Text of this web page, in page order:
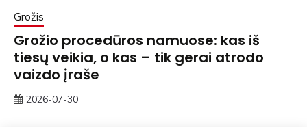
Grožis
Grožio procedūros namuose: kas iš
tiesų veikia, o kas – tik gerai atrodo
vaizdo įraše
2026-07-30